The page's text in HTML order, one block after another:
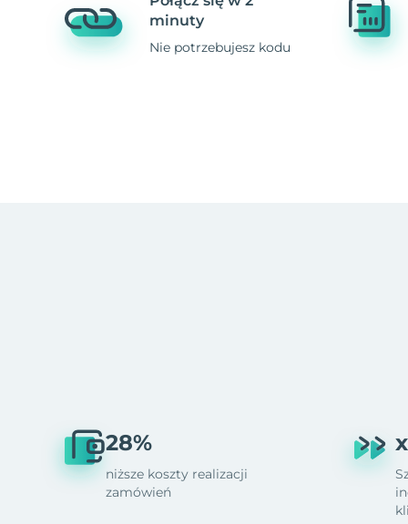
minuty
Nie potrzebujesz kodu
28%
niższe koszty realizacji
zamówień